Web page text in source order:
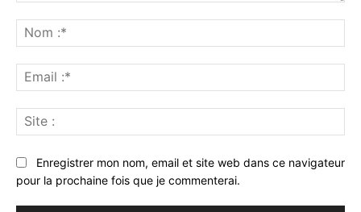
:*
:*
:
Enregistrer mon nom, email et site web dans ce navigateur
pour la prochaine fois que je commenterai.